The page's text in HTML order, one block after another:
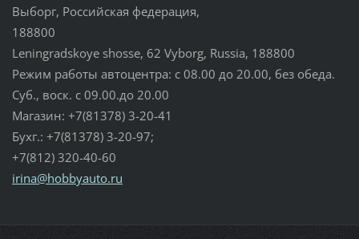
Выборг, Российская федерация,
188800
Leningradskoye shosse, 62 Vyborg, Russia, 188800
Режим работы автоцентра: с 08.00 до 20.00, без обеда.
Суб., воск. с 09.00.до 20.00
Магазин: +7(81378) 3-20-41
Бухг.: +7(81378) 3-20-97;
+7(812) 320-40-60
irina@hobbyauto.ru